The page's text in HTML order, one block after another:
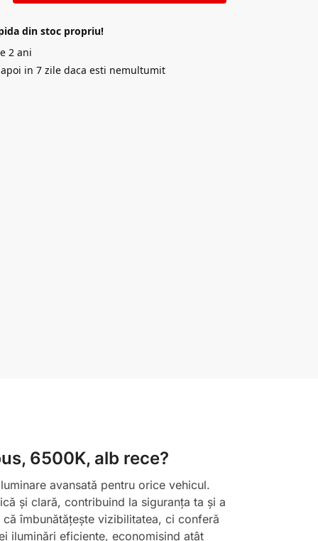
din stoc propriu!
2 ani
in 7 zile daca esti nemultumit
6500K, alb rece?
avansată pentru orice vehicul.
și clară, contribuind la siguranța ta și a
îmbunătățește vizibilitatea, ci conferă
iluminări eficiente, economisind atât